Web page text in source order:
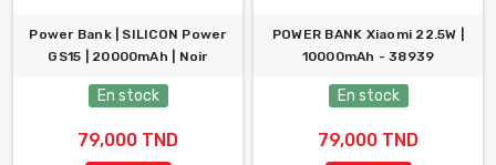
Power Bank | SILICON Power
GS15 | 20000mAh | Noir
En stock
79,000 TND
POWER BANK Xiaomi 22.5W |
10000mAh - 38939
En stock
79,000 TND